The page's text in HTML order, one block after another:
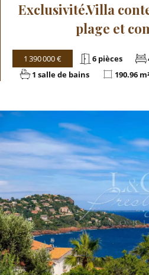
Exclusivité.Villa
plage et
1 390 000 € 6 pièces
1 salle de bains
190.96